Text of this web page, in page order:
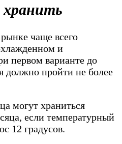
чаще всего
и
первом варианте до
должно пройти не более
могут храниться
если температурный
12 градусов.